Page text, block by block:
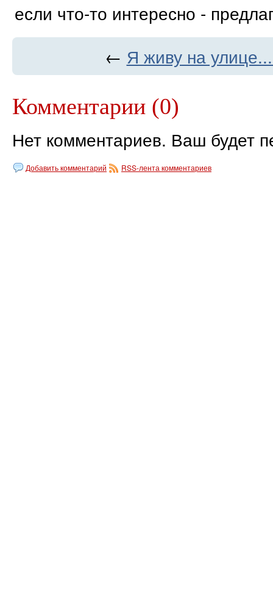
если что-то интересно -
← Я живу на
Комментарии (0)
Нет комментариев. Ваш будет
Добавить комментарий RSS-лента комментариев